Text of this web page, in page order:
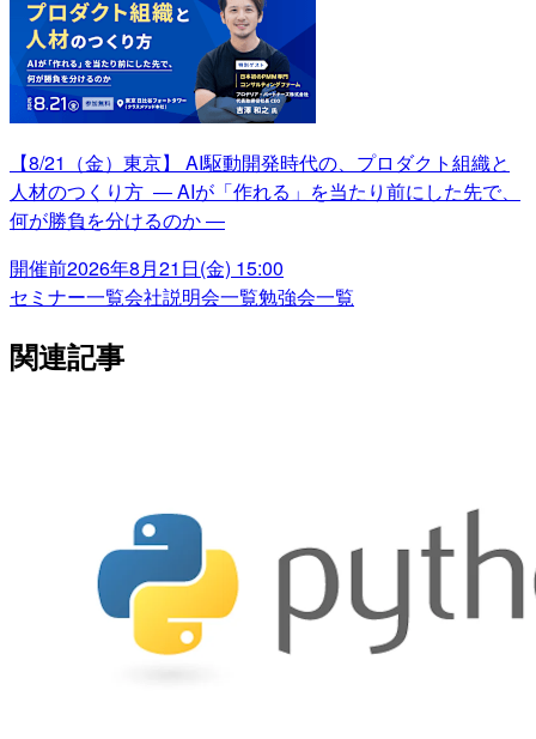
【8/21（金）東京】 AI駆動開発時代の、プロダクト組織と
人材のつくり方 ― AIが「作れる」を当たり前にした先で、
何が勝負を分けるのか ―
開催前2026年8月21日(金) 15:00
セミナー一覧会社説明会一覧勉強会一覧
関連記事